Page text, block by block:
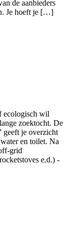
de aanbieders
Je hoeft je […]
ecologisch wil
zoektocht. De
geeft je overzicht
en toilet. Na
grid
e.d.) -